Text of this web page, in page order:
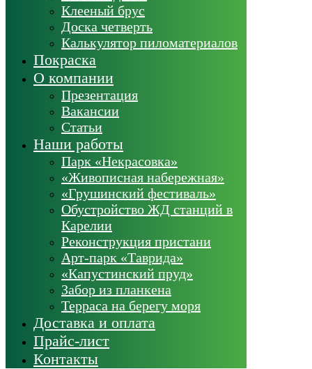
Клееный брус
Доска четверть
Калькулятор пиломатериалов
Покраска
О компании
Презентация
Вакансии
Статьи
Наши работы
Парк «Некрасовка»
«Живописная набережная»
«Грушинский фестиваль»
Обустройство ЖД станций в
Карелии
Реконструкция пристани
Арт-парк «Таврида»
«Капустинский пруд»
Забор из планкена
Терраса на берегу моря
Доставка и оплата
Прайс-лист
Контакты